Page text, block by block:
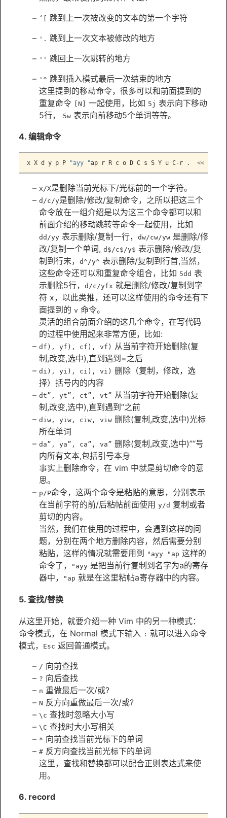
‘[ 跳到上一次被改变的文本的第一个字符
'. 跳到上一次文本被修改的地方
'' 跳回上一次跳转的地方
'^ 跳到插入模式最后一次结束的地方
这里提到的移动命令，很多可以和前面提到的
重复命令
[N] 一起使用，比如 5j 表示向下移动
5行，
5w 表示向前移动5个单词等等。
4. 编辑命令
x X d y p P "ayy "ap r R c o D C s S Y u C-r . << >>
x/X是删除当前光标下/光标前的一个字符。
d/c/y是删除/修改/复制命令，之所以把这三个
命令放在一组介绍是以为这三个命令都可以和
前面介绍的移动跳转等命令一起使用，比如
dd/yy 表示删除/复制一行， dw/cw/yw 是删除/修
改/复制一个单词, d$/c$/y$ 表示删除/修改/复
制到行末，
d^/y^ 表示删除/复制到行首,当然，
这些命令还可以和重复命令组合，比如 5dd 表
示删除5行，
d/c/yfx 就是删除/修改/复制到字
符 x，以此类推，还可以这样使用的命令还有下
面提到的 v 命令。
灵活的组合前面介绍的这几个命令，在写代码
的过程中使用起来非常方便，比如:
df), yf), cf), vf) 从当前字符开始删除(复
制,改变,选中),直到遇到=之后
di), yi), ci), vi) 删除（复制，修改，选
择）括号内的内容
dt”, yt”, ct”, vt” 从当前字符开始删除(复
制,改变,选中),直到遇到”之前
diw, yiw, ciw, viw 删除(复制,改变,选中)光标
所在单词
da”, ya”, ca”, va” 删除(复制,改变,选中)”“号
内所有文本,包括引号本身
事实上删除命令，在 vim 中就是剪切命令的意
思。
p/P命令，这两个命令是粘贴的意思，分别表示
在当前字符的前/后粘帖前面使用 y/d 复制或者
剪切的内容。
当然，我们在使用的过程中，会遇到这样的问
题，分别在两个地方删除内容，然后需要分别
粘贴，这样的情况就需要用到
"ayy "ap 这样的
命令了，
"ayy 是把当前行复制到名字为a的寄存
器中，
"ap 就是在这里粘帖a寄存器中的内容。
5. 查找/替换
从这里开始，就要介绍一种 Vim 中的另一种模式：
命令模式，在 Normal 模式下输入 : 就可以进入命令
模式，
Esc 返回普通模式。
/ 向前查找
? 向后查找
n 重做最后一次/或?
N 反方向重做最后一次/或?
\c 查找时忽略大小写
\C 查找时大小写相关
* 向前查找当前光标下的单词
# 反方向查找当前光标下的单词
这里，查找和替换都可以配合正则表达式来使
用。
6. record